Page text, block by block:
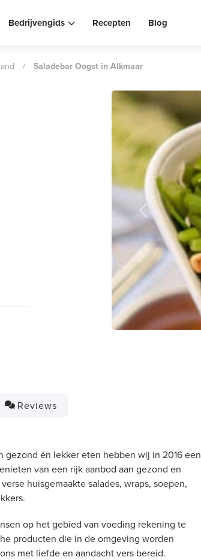
Bedrijvengids Recepten Blog
/ Saladebar Oogst in Alkmaar
Previous
Reviews
én lekker eten hebben wij in 2016 een
van een rijk aanbod aan gezond en
huisgemaakte salades, wraps, soepen,
op het gebied van voeding rekening te
producten die in de omgeving worden
met liefde en aandacht vers bereid.